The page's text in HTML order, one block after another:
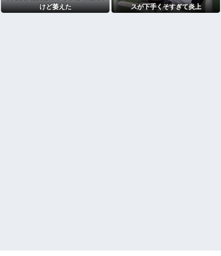
けど萎えた
スが下手くそすぎて炎上